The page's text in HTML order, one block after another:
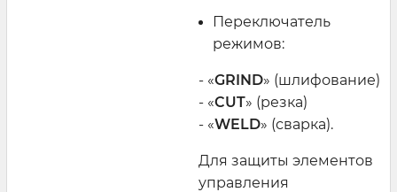
Переключатель
режимов:
- «GRIND» (шлифование)
- «CUT» (резка)
- «WELD» (сварка).
Для защиты элементов
управления